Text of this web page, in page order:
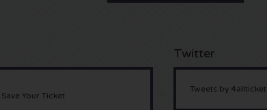
Save Your Ticket
Twitter
Tweets by